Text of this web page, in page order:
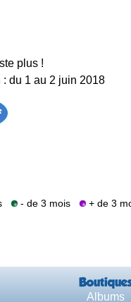
plus !
: du 1 au 2 juin 2018
- de 3 mois + de 3
Albums